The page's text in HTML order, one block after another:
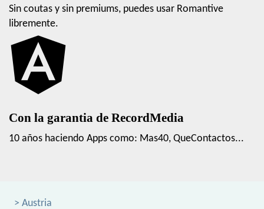
Sin coutas y sin premiums, puedes usar Romantive
libremente.
Con la garantia de RecordMedia
10 años haciendo Apps como: Mas40, QueContactos...
> Austria